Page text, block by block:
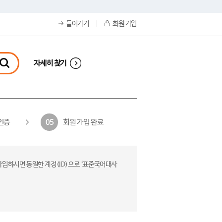
들어가기 회원 가입
자세히 찾기
증 05 회원 가입 완료
하시면 동일한 계정(ID)으로 ‘표준국어대사